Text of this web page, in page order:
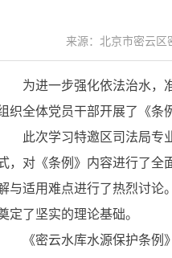
来源：北京市密云区
为进一步强化依法治水，
织全体党员干部开展了《条
此次学习特邀区司法局专
，对《条例》内容进行了全
与适用难点进行了热烈讨论
定了坚实的理论基础。
《密云水库水源保护条